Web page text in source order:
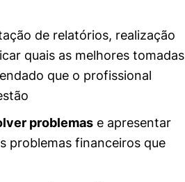
de relatórios, realização
quais as melhores tomadas
que o profissional
problemas e apresentar
problemas financeiros que